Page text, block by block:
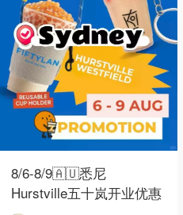
8/6-8/9🇦🇺悉尼
Hurstville五十岚开业优惠